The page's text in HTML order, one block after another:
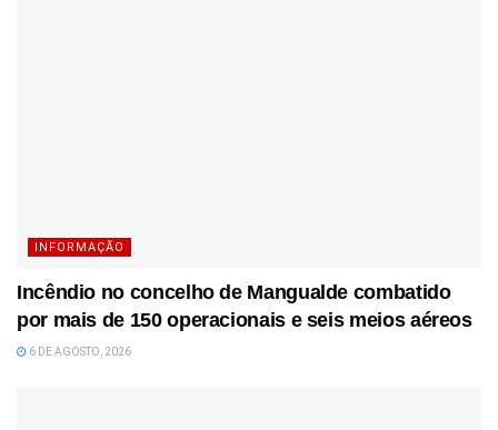
INFORMAÇÃO
Incêndio no concelho de Mangualde combatido
por mais de 150 operacionais e seis meios aéreos
6 DE AGOSTO, 2026